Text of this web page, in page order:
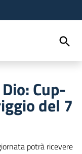
Cup-
del 7
potrà ricevere